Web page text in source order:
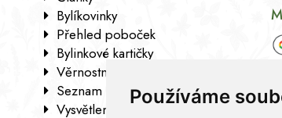
Používáme
Bylíkovinky
Přehled poboček
Bylinkové kartičky
Věrnostní program
Seznam sortimentu
Vysvětlení analytických údajů